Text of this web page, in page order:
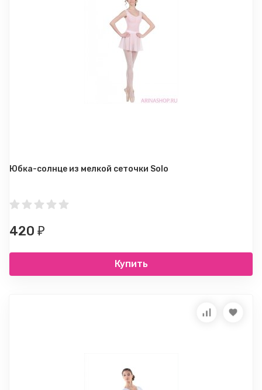
Юбка-солнце из мелкой сеточки Solo
420 ₽
Купить